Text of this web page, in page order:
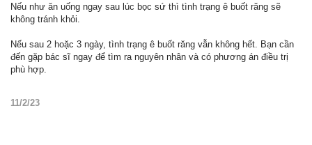
Nếu như ăn uống ngay sau lúc bọc sứ thì tình trạng ê buốt răng sẽ
không tránh khỏi.
Nếu sau 2 hoặc 3 ngày, tình trạng ê buốt răng vẫn không hết. Bạn cần
đến gặp bác sĩ ngay để tìm ra nguyên nhân và có phương án điều trị
phù hợp.
11/2/23